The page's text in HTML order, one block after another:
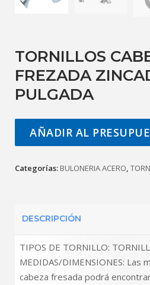
TORNILLOS
FREZADA
PULGADA
AÑADIR AL
Categorías: BULONERIA ACERO,
DESCRIPCIÓN
TIPOS DE TORNILLO:
MEDIDAS/DIMENSIONES: Las
cabeza fresada podrá